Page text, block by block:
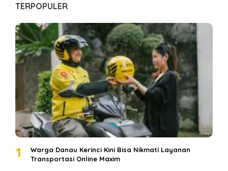
TERPOPULER
1
Warga Danau Kerinci Kini Bisa Nikmati Layanan
Transportasi Online Maxim